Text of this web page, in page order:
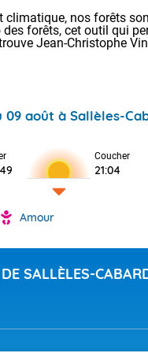
climatique, nos forêts
des forêts, cet outil qui
Jean-Christophe
09 août à Sallèles-
Coucher
21:04
Amour
SALLÈLES-
Voici les
: 12/27 Paris
Clermont-Fd
Limoges :
Lille : 16/34
Temps
Alpes-